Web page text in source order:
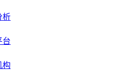
析
台
构